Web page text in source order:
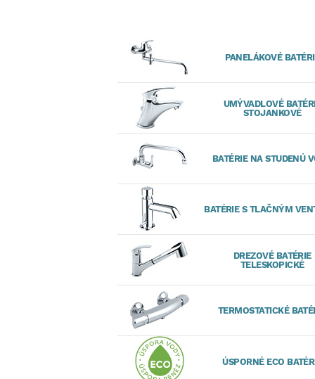
PANELÁKOVÉ
UMÝVADLOVÉ
STOJANKOVÉ
BATÉRIE NA STUDENÚ
BATÉRIE S TLAČNÝM
DREZOVÉ BATÉRIE
TELESKOPICKÉ
TERMOSTATICKÉ
ÚSPORNÉ ECO